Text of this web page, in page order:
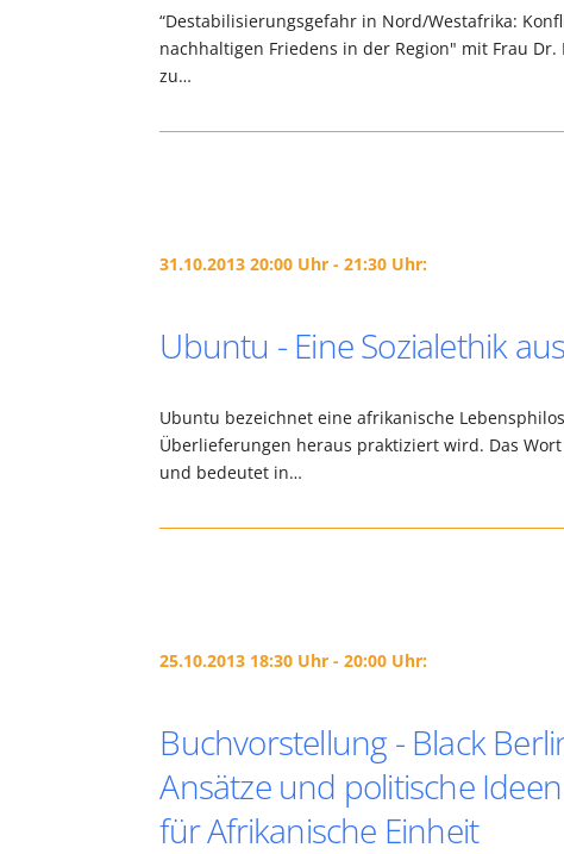
“Destabilisierungsgefahr in Nord/Westafrika:
nachhaltigen Friedens in der Region" mit Frau
zu…
31.10.2013 20:00 Uhr - 21:30 Uhr:
Ubuntu - Eine Sozialethik
Ubuntu bezeichnet eine afrikanische
Überlieferungen heraus praktiziert wird. Das
und bedeutet in…
25.10.2013 18:30 Uhr - 20:00 Uhr:
Buchvorstellung - Black
Ansätze und politische
für Afrikanische Einheit